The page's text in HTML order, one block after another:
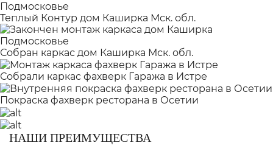
Теплый Контур дом Каширка Мск. обл.
Собран каркас дом Каширка Мск. обл.
Собрали каркас фахверк Гаража в Истре
Покраска фахверк ресторана в Осетии
НАШИ ПРЕИМУЩЕСТВА